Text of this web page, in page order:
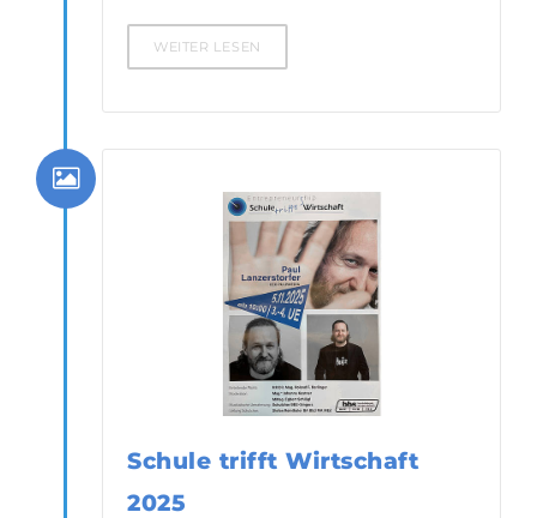
WEITER LESEN
Schule trifft Wirtschaft
2025